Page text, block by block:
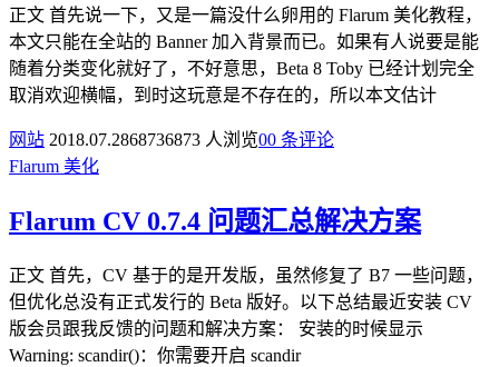
正文 首先说一下，又是一篇没什么卵用的 Flarum 美化教程，
本文只能在全站的 Banner 加入背景而已。如果有人说要是能
随着分类变化就好了，不好意思，Beta 8 Toby 已经计划完全
取消欢迎横幅，到时这玩意是不存在的，所以本文估计
网站 2018.07.2868736873 人浏览00 条评论
Flarum 美化
Flarum CV 0.7.4 问题汇总解决方案
正文 首先，CV 基于的是开发版，虽然修复了 B7 一些问题，
但优化总没有正式发行的 Beta 版好。以下总结最近安装 CV
版会员跟我反馈的问题和解决方案： 安装的时候显示
Warning: scandir()：你需要开启 scandir